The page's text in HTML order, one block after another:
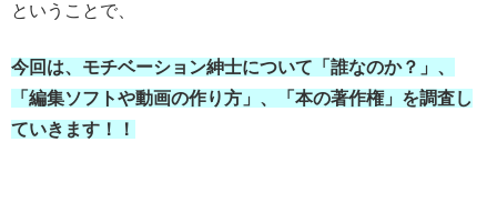
ということで、
今回は、モチベーション紳士について「誰なのか？」、
「編集ソフトや動画の作り方」、「本の著作権」を調査し
ていきます！！